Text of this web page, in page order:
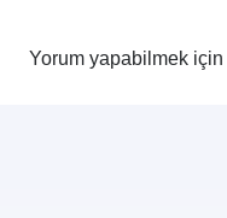
Yorum yapabilmek için